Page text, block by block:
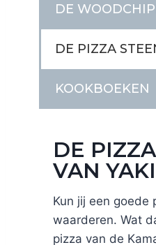
DE
DE PIZZA
KOOKBOEKEN
DE
VAN
Kun jij een goede
waarderen. Wat
pizza van de